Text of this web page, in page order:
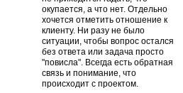
окупается, а что нет. Отдельно
хочется отметить отношение к
клиенту. Ни разу не было
ситуации, чтобы вопрос остался
без ответа или задача просто
"повисла". Всегда есть обратная
связь и понимание, что
происходит с проектом.